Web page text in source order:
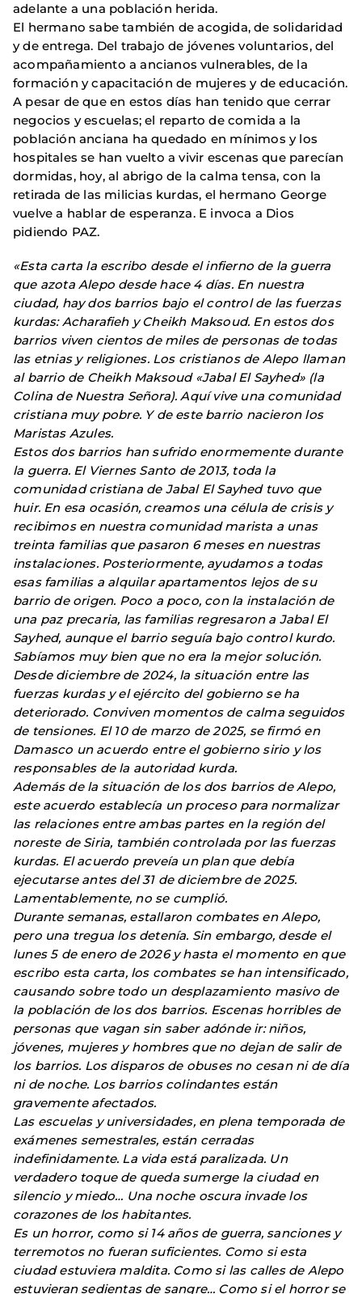
adelante a una población herida.
El hermano sabe también de acogida, de solidaridad
y de entrega. Del trabajo de jóvenes voluntarios, del
acompañamiento a ancianos vulnerables, de la
formación y capacitación de mujeres y de educación.
A pesar de que en estos días han tenido que cerrar
negocios y escuelas; el reparto de comida a la
población anciana ha quedado en mínimos y los
hospitales se han vuelto a vivir escenas que parecían
dormidas, hoy, al abrigo de la calma tensa, con la
retirada de las milicias kurdas, el hermano George
vuelve a hablar de esperanza. E invoca a Dios
pidiendo PAZ.
«Esta carta la escribo desde el infierno de la guerra
que azota Alepo desde hace 4 días. En nuestra
ciudad, hay dos barrios bajo el control de las fuerzas
kurdas: Acharafieh y Cheikh Maksoud. En estos dos
barrios viven cientos de miles de personas de todas
las etnias y religiones. Los cristianos de Alepo llaman
al barrio de Cheikh Maksoud «Jabal El Sayhed» (la
Colina de Nuestra Señora). Aquí vive una comunidad
cristiana muy pobre. Y de este barrio nacieron los
Maristas Azules.
Estos dos barrios han sufrido enormemente durante
la guerra. El Viernes Santo de 2013, toda la
comunidad cristiana de Jabal El Sayhed tuvo que
huir. En esa ocasión, creamos una célula de crisis y
recibimos en nuestra comunidad marista a unas
treinta familias que pasaron 6 meses en nuestras
instalaciones. Posteriormente, ayudamos a todas
esas familias a alquilar apartamentos lejos de su
barrio de origen. Poco a poco, con la instalación de
una paz precaria, las familias regresaron a Jabal El
Sayhed, aunque el barrio seguía bajo control kurdo.
Sabíamos muy bien que no era la mejor solución.
Desde diciembre de 2024, la situación entre las
fuerzas kurdas y el ejército del gobierno se ha
deteriorado. Conviven momentos de calma seguidos
de tensiones. El 10 de marzo de 2025, se firmó en
Damasco un acuerdo entre el gobierno sirio y los
responsables de la autoridad kurda.
Además de la situación de los dos barrios de Alepo,
este acuerdo establecía un proceso para normalizar
las relaciones entre ambas partes en la región del
noreste de Siria, también controlada por las fuerzas
kurdas. El acuerdo preveía un plan que debía
ejecutarse antes del 31 de diciembre de 2025.
Lamentablemente, no se cumplió.
Durante semanas, estallaron combates en Alepo,
pero una tregua los detenía. Sin embargo, desde el
lunes 5 de enero de 2026 y hasta el momento en que
escribo esta carta, los combates se han intensificado,
causando sobre todo un desplazamiento masivo de
la población de los dos barrios. Escenas horribles de
personas que vagan sin saber adónde ir: niños,
jóvenes, mujeres y hombres que no dejan de salir de
los barrios. Los disparos de obuses no cesan ni de día
ni de noche. Los barrios colindantes están
gravemente afectados.
Las escuelas y universidades, en plena temporada de
exámenes semestrales, están cerradas
indefinidamente. La vida está paralizada. Un
verdadero toque de queda sumerge la ciudad en
silencio y miedo… Una noche oscura invade los
corazones de los habitantes.
Es un horror, como si 14 años de guerra, sanciones y
terremotos no fueran suficientes. Como si esta
ciudad estuviera maldita. Como si las calles de Alepo
estuvieran sedientas de sangre… Como si el horror se